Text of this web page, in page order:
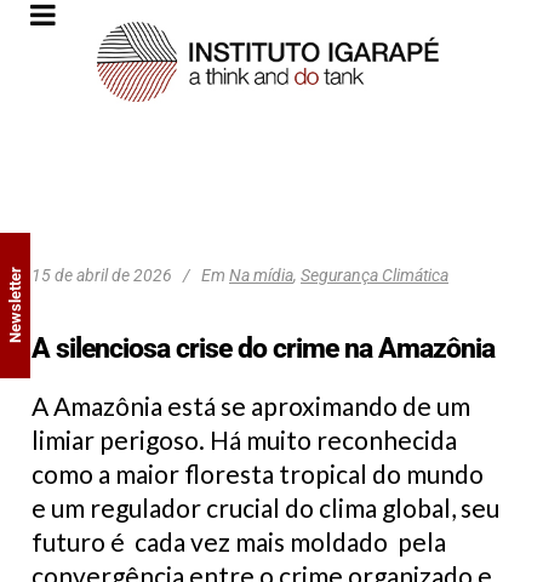
15 de abril de 2026 Em Na mídia, Segurança Climática
A silenciosa crise do crime na Amazônia
A Amazônia está se aproximando de um
limiar perigoso. Há muito reconhecida
como a maior floresta tropical do mundo
e um regulador crucial do clima global, seu
futuro é cada vez mais moldado pela
convergência entre o crime organizado e
Newsletter